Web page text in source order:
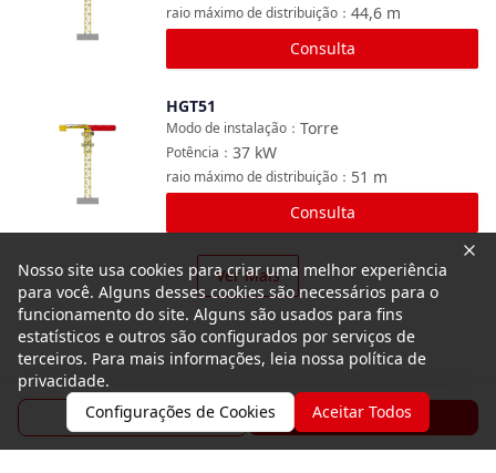
44,6 m
raio máximo de distribuição ：
Consulta
HGT51
Torre
Modo de instalação ：
37 kW
Potência ：
51 m
raio máximo de distribuição ：
Consulta
Ver Mais
Folheto Consulta
Nosso site usa cookies para criar uma melhor experiência
para você. Alguns desses cookies são necessários para o
funcionamento do site. Alguns são usados para fins
estatísticos e outros são configurados por serviços de
terceiros. Para mais informações, leia nossa política de
privacidade.
Configurações de Cookies
Aceitar Todos